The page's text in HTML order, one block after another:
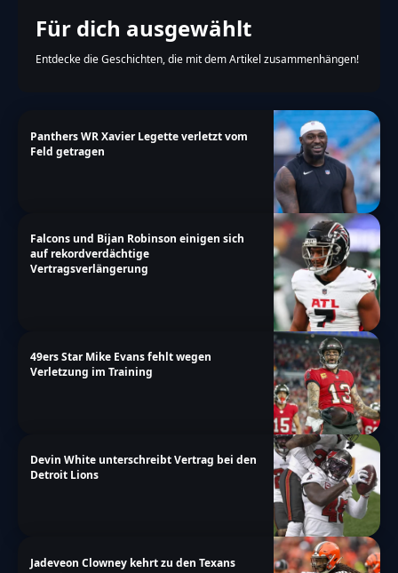
Für dich ausgewählt
Entdecke die Geschichten, die mit dem Artikel zusammenhängen!
Panthers WR Xavier Legette verletzt vom
Feld getragen
Falcons und Bijan Robinson einigen sich
auf rekordverdächtige
Vertragsverlängerung
49ers Star Mike Evans fehlt wegen
Verletzung im Training
Devin White unterschreibt Vertrag bei den
Detroit Lions
Jadeveon Clowney kehrt zu den Texans